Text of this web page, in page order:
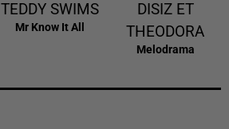
TEDDY SWIMS
Mr Know It All
DISIZ ET
THEODORA
Melodrama